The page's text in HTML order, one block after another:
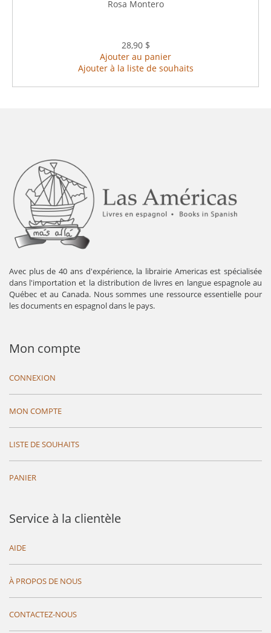
Rosa Montero
28,90 $
Ajouter au panier
Ajouter à la liste de souhaits
Avec plus de 40 ans d'expérience, la librairie Americas est spécialisée
dans l'importation et la distribution de livres en langue espagnole au
Québec et au Canada. Nous sommes une ressource essentielle pour
les documents en espagnol dans le pays.
Mon compte
CONNEXION
MON COMPTE
LISTE DE SOUHAITS
PANIER
Service à la clientèle
AIDE
À PROPOS DE NOUS
CONTACTEZ-NOUS